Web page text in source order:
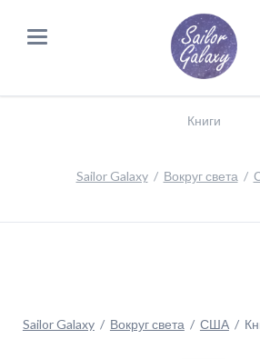
Книги
Sailor Galaxy Вокруг света
Sailor Galaxy Вокруг света США